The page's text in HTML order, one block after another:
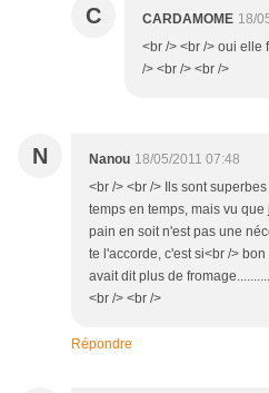
C CARDAMOME 18/
<br /> <br /> oui elle
/> <br /> <br />
N Nanou 18/05/2011 07:48
<br /> <br /> Ils sont
temps en temps, mais vu
pain en soit n'est pas une
te l'accorde, c'est si<br />
avait dit plus de
<br /> <br />
Répondre